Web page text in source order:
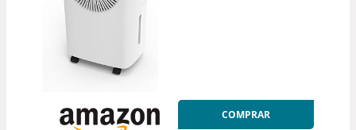
COMPRAR